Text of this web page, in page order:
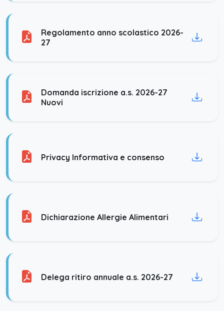
Regolamento anno scolastico 2026-
27
Domanda iscrizione a.s. 2026-27
Nuovi
Privacy Informativa e consenso
Dichiarazione Allergie Alimentari
Delega ritiro annuale a.s. 2026-27